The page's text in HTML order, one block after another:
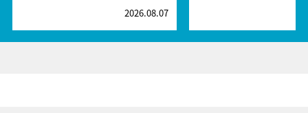
2026.08.07